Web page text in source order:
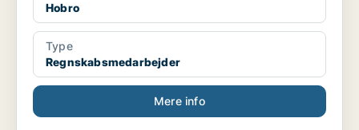
Hobro
Type
Regnskabsmedarbejder
Mere info